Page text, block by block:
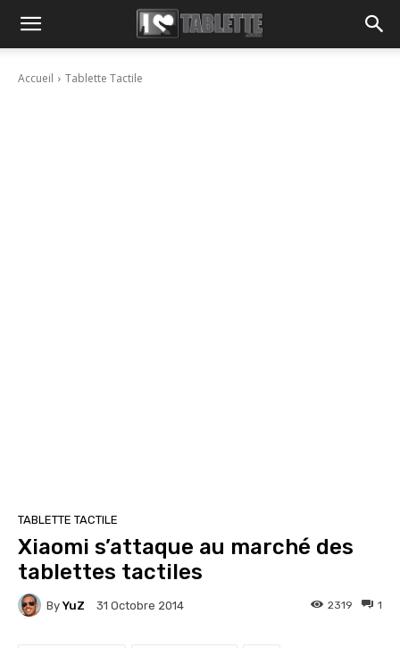
Accueil Tablette Tactile
TABLETTE TACTILE
Xiaomi s’attaque au marché des
tablettes tactiles
By YuZ 31 Octobre 2014 1
2319